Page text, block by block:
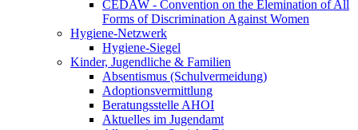
CEDAW - Convention on the Elemination of All
Forms of Discrimination Against Women
Hygiene-Netzwerk
Hygiene-Siegel
Kinder, Jugendliche & Familien
Absentismus (Schulvermeidung)
Adoptionsvermittlung
Beratungsstelle AHOI
Aktuelles im Jugendamt